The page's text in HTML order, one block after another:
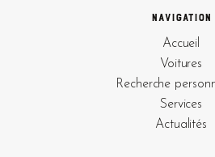
Navigation
Accueil
Voitures
Recherche
Services
Actualités